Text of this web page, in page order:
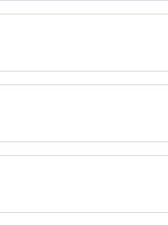
to, co naprawdę
Pozbycie się tego, co
tajemnicą, dopóki
Elixir, czyli